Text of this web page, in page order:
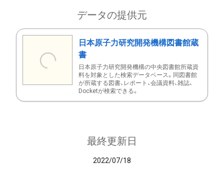
データの提供元
日本原子力研究開発機構図書館蔵
書
日本原子力研究開発機構の中央図書館所蔵資
料を対象とした検索データベース。同図書館
が所蔵する図書、レポート、会議資料、雑誌、
Docketが検索できる。
最終更新日
2022/07/18